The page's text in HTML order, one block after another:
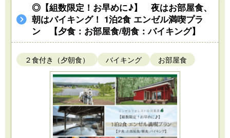
◎【組数限定！お早めに♪】 夜はお部屋食、
朝はバイキング！ 1泊2食 エンゼル満喫プラ
ン 【夕食：お部屋食/朝食：バイキング】
２食付き（夕朝食） バイキング お部屋食